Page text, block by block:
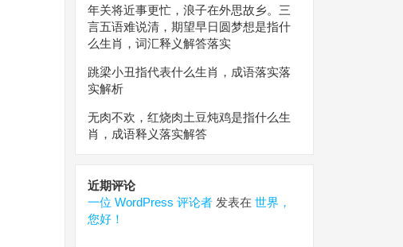
年关将近事更忙，浪子在外思故乡。三
言五语难说清，期望早日圆梦想是指什
么生肖，词汇释义解答落实
跳梁小丑指代表什么生肖，成语落实落
实解析
无肉不欢，红烧肉土豆炖鸡是指什么生
肖，成语释义落实解答
近期评论
一位 WordPress 评论者 发表在 世界，
您好！